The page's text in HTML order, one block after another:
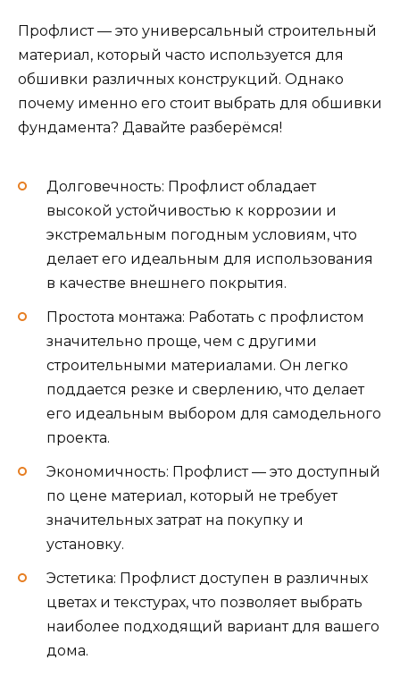
Профлист — это универсальный строительный
материал, который часто используется для
обшивки различных конструкций. Однако
почему именно его стоит выбрать для обшивки
фундамента? Давайте разберёмся!
Долговечность: Профлист обладает
высокой устойчивостью к коррозии и
экстремальным погодным условиям, что
делает его идеальным для использования
в качестве внешнего покрытия.
Простота монтажа: Работать с профлистом
значительно проще, чем с другими
строительными материалами. Он легко
поддается резке и сверлению, что делает
его идеальным выбором для самодельного
проекта.
Экономичность: Профлист — это доступный
по цене материал, который не требует
значительных затрат на покупку и
установку.
Эстетика: Профлист доступен в различных
цветах и текстурах, что позволяет выбрать
наиболее подходящий вариант для вашего
дома.